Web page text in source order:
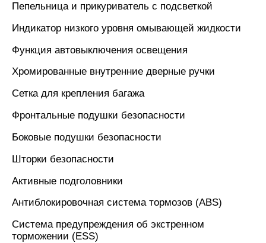
Пепельница и прикуриватель с подсветкой
Индикатор низкого уровня омывающей жидкости
Функция автовыключения освещения
Хромированные внутренние дверные ручки
Сетка для крепления багажа
Фронтальные подушки безопасности
Боковые подушки безопасности
Шторки безопасности
Активные подголовники
Антиблокировочная система тормозов (ABS)
Система предупреждения об экстренном
торможении (ESS)